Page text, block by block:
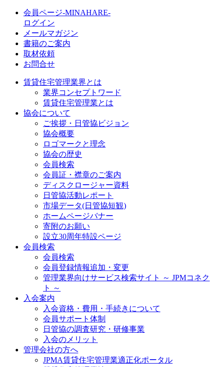
会員ページ-MINAHARE-
ログイン
メールマガジン
書籍のご案内
取材依頼
お問合せ
賃貸住宅管理業界とは
業界コンセプトワード
賃貸住宅管理業とは
協会について
ご挨拶・日管協ビジョン
協会概要
ロゴマークと理念
協会の歴史
会員検索
会員証・襟章のご案内
ディスクロージャー資料
日管協活動レポート
市場データ(日管協短観)
ホームページバナー
寄附のお願い
設立30周年特設ページ
会員検索
会員検索
会員登録情報追加・変更
管理業界向けサービス検索サイト ～ JPMコネク
ト ～
入会案内
入会資格・費用・手続きについて
会員サポート体制
日管協の調査研究・研修事業
入会のメリット
管理会社の方へ
JPMA賃貸住宅管理業適正化ポータル